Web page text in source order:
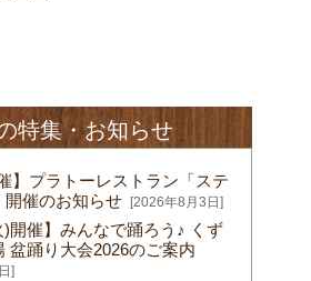
特集・お知らせ
】プラトーレストラン「ステ
開催のお知らせ
[2026年8月3日]
)開催】みんなで踊ろう♪ くず
盆踊り大会2026のご案内
]